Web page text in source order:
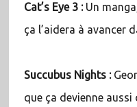
Cat’s Eye 3 :Un
ça l’aidera à avancer
Succubus Nights :
que ça devienne aussi